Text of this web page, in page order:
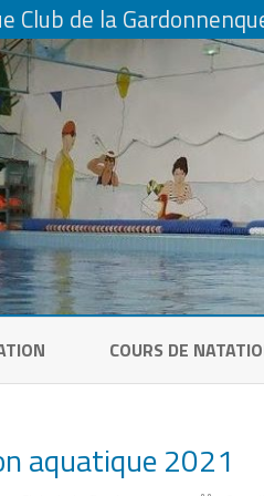
Club de la
COURS DE
CLUB ENFANTS &
aquatique 2021